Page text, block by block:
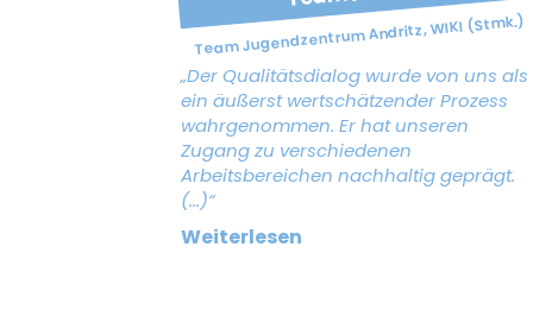
Team Jugendzentrum Andritz, WIKI (Stmk.)
„Der Qualitätsdialog wurde von uns als
ein äußerst wertschätzender Prozess
wahrgenommen. Er hat unseren
Zugang zu verschiedenen
Arbeitsbereichen nachhaltig geprägt.
(...)“
Weiterlesen